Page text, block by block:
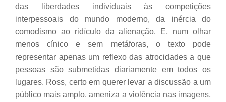
das liberdades individuais às competições
interpessoais do mundo moderno, da inércia do
comodismo ao ridículo da alienação. E, num olhar
menos cínico e sem metáforas, o texto pode
representar apenas um reflexo das atrocidades a que
pessoas são submetidas diariamente em todos os
lugares. Ross, certo em querer levar a discussão a um
público mais amplo, ameniza a violência nas imagens,